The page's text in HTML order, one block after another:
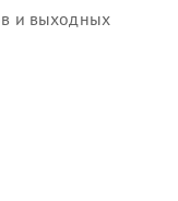
и выходных